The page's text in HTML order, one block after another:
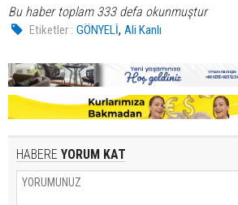
Bu haber toplam 333 defa okunmuştur
Etiketler : GÖNYELİ,Ali Kanlı
HABERE YORUM KAT